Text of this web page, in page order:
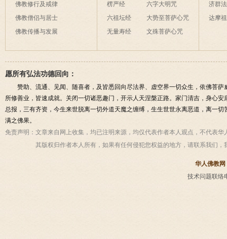
佛教修行及戒律
佛教僧侣与居士
佛教传播与发展
楞严经
六祖坛经
无量寿经
六字大明咒
大势至菩萨心咒
文殊菩萨心咒
济群
达摩
愿所有弘法功德回向：
赞助、流通、见闻、随喜者，及皆悉回向尽法界、虚空界一切众生，依佛菩
所修善业，皆速成就。关闭一切诸恶趣门，开示人天涅槃正路。家门清吉，身心
总报，三有齐资，今生来世脱离一切外道天魔之缠缚，生生世世永离恶道，离一
满之佛果。
免责声明： 文章来自网上收集，均已注明来源，均仅代表作者本人观点，不代表
其版权归作者本人所有，如果有任何侵犯您权益的地方，请联系我们，
华人佛教网
技术问题联络